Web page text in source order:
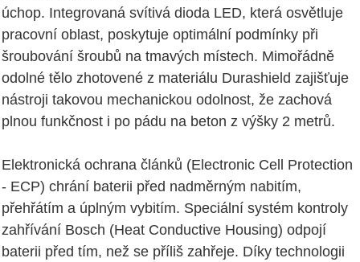
úchop. Integrovaná svítivá dioda LED, která osvětluje
pracovní oblast, poskytuje optimální podmínky při
šroubování šroubů na tmavých místech. Mimořádně
odolné tělo zhotovené z materiálu Durashield zajišťuje
nástroji takovou mechanickou odolnost, že zachová
plnou funkčnost i po pádu na beton z výšky 2 metrů.
Elektronická ochrana článků (Electronic Cell Protection
- ECP) chrání baterii před nadměrným nabitím,
přehřátím a úplným vybitím. Speciální systém kontroly
zahřívání Bosch (Heat Conductive Housing) odpojí
baterii před tím, než se příliš zahřeje. Díky technologii